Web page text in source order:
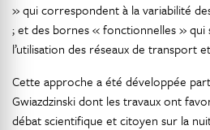
» qui correspondent à la variabilité
; et des bornes « fonctionnelles » qui
l’utilisation des réseaux de transport
Cette approche a été développée
Gwiazdzinski dont les travaux ont
débat scientifique et citoyen sur la